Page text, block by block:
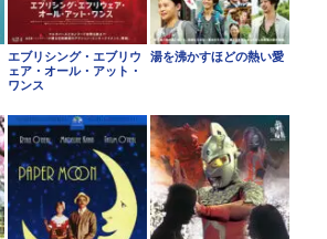
エブリシング・エブリウ
ェア・オール・アット・
ワンス
湯を沸かすほどの熱い愛